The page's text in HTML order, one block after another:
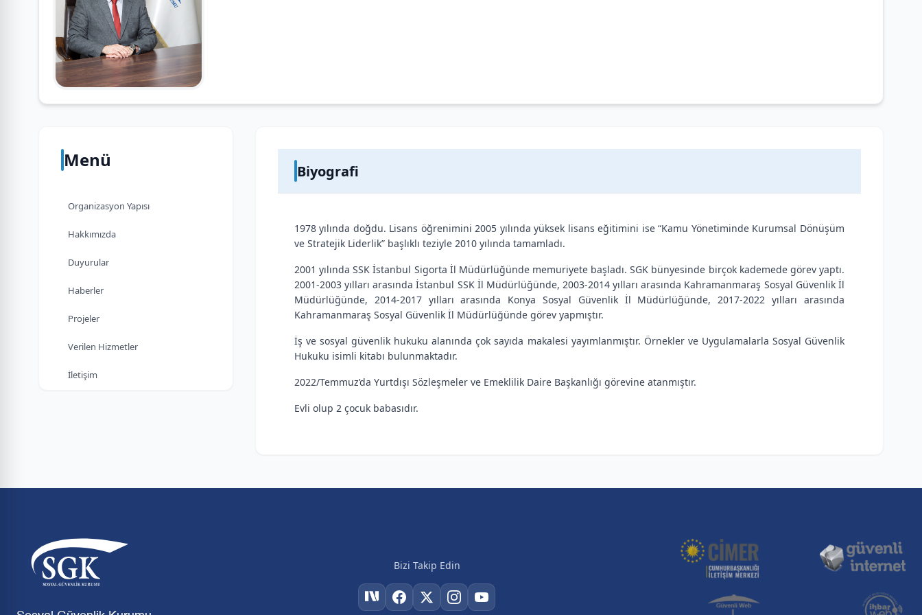
Menü
Organizasyon Yapısı
Hakkımızda
Duyurular
Haberler
Projeler
Verilen Hizmetler
İletişim
Biyografi
1978 yılında doğdu. Lisans öğrenimini 2005 yılında yüksek lisans eğitimini ise “Kamu Yönetiminde Kurumsal Dönüşüm
ve Stratejik Liderlik” başlıklı teziyle 2010 yılında tamamladı.
2001 yılında SSK İstanbul Sigorta İl Müdürlüğünde memuriyete başladı. SGK bünyesinde birçok kademede görev yaptı.
2001-2003 yılları arasında İstanbul SSK İl Müdürlüğünde, 2003-2014 yılları arasında Kahramanmaraş Sosyal Güvenlik İl
Müdürlüğünde, 2014-2017 yılları arasında Konya Sosyal Güvenlik İl Müdürlüğünde, 2017-2022 yılları arasında
Kahramanmaraş Sosyal Güvenlik İl Müdürlüğünde görev yapmıştır.
İş ve sosyal güvenlik hukuku alanında çok sayıda makalesi yayımlanmıştır. Örnekler ve Uygulamalarla Sosyal Güvenlik
Hukuku isimli kitabı bulunmaktadır.
2022/Temmuz’da Yurtdışı Sözleşmeler ve Emeklilik Daire Başkanlığı görevine atanmıştır.
Evli olup 2 çocuk babasıdır.
Bizi Takip Edin